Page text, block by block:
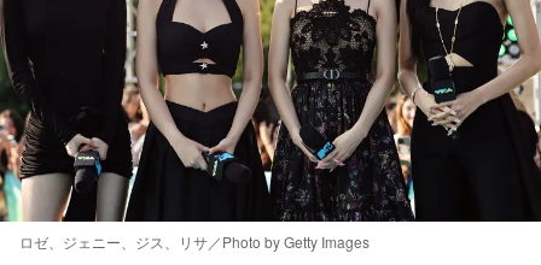
ロゼ、ジェニー、ジス、リサ／Photo by Getty Images